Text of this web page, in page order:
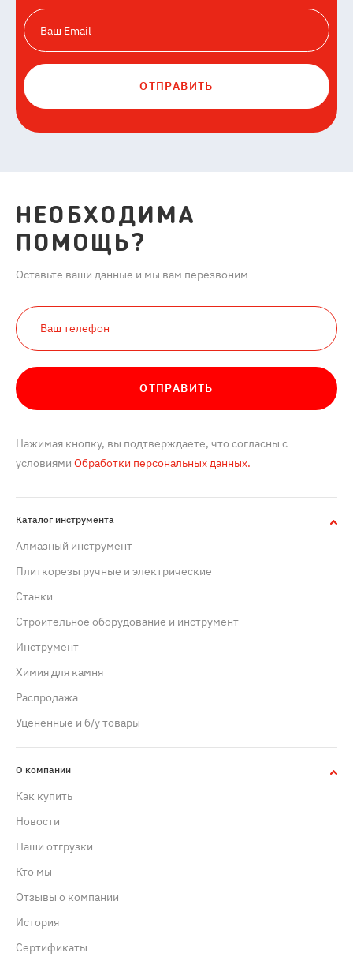
ОТПРАВИТЬ
НЕОБХОДИМА
ПОМОЩЬ?
Оставьте ваши данные и мы вам перезвоним
ОТПРАВИТЬ
Нажимая кнопку, вы подтверждаете, что согласны с
условиями Обработки персональных данных.
Каталог инструмента
Алмазный инструмент
Плиткорезы ручные и электрические
Станки
Строительное оборудование и инструмент
Инструмент
Химия для камня
Распродажа
Уцененные и б/у товары
О компании
Как купить
Новости
Наши отгрузки
Кто мы
Отзывы о компании
История
Сертификаты